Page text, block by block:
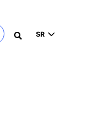
Претрага
jezik